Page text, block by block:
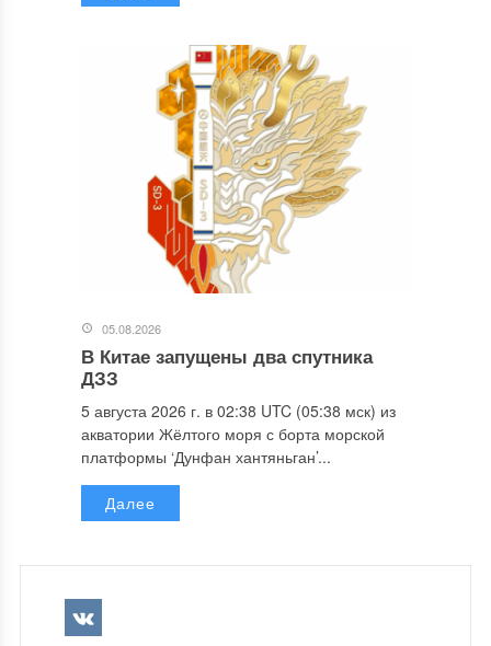
05.08.2026
В Китае запущены два спутника
ДЗЗ
5 августа 2026 г. в 02:38 UTC (05:38 мск) из
акватории Жёлтого моря с борта морской
платформы ‘Дунфан хантяньган’...
Далее